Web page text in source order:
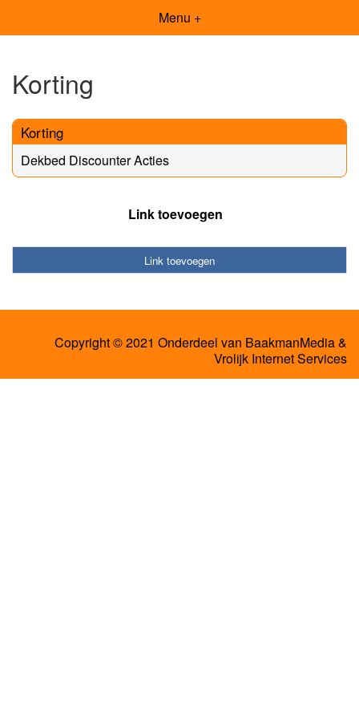
Menu +
Korting
Korting
Dekbed Discounter Acties
Link toevoegen
Link toevoegen
Copyright © 2021 Onderdeel van BaakmanMedia&
Vrolijk Internet Services